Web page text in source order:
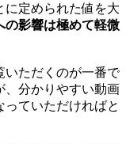
に定められた値を大
の影響は極めて軽微
いただくのが一番で
、分かりやすい動画
ていただければと